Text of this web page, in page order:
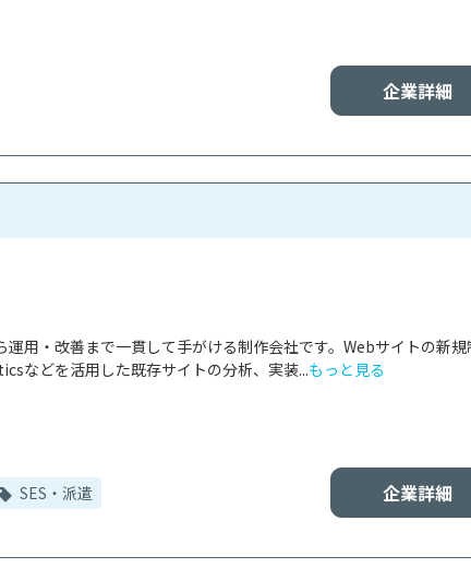
企業詳細
運用・改善まで一貫して手がける制作会社です。Webサイトの新規
などを活用した既存サイトの分析、実装...もっと見る
企業詳細
SES・派遣